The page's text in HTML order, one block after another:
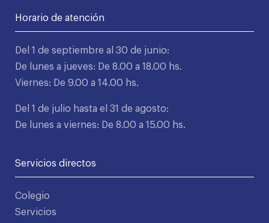
Horario de atención
Del 1 de septiembre al 30 de junio:
De lunes a jueves: De 8.00 a 18.00 hs.
Viernes: De 9.00 a 14.00 hs.
Del 1 de julio hasta el 31 de agosto:
De lunes a viernes: De 8.00 a 15.00 hs.
Servicios directos
Colegio
Servicios